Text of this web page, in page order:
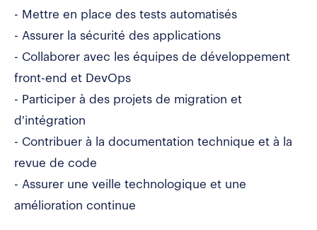
- Mettre en place des tests automatisés
- Assurer la sécurité des applications
- Collaborer avec les équipes de développement
front-end et DevOps
- Participer à des projets de migration et
d'intégration
- Contribuer à la documentation technique et à la
revue de code
- Assurer une veille technologique et une
amélioration continue